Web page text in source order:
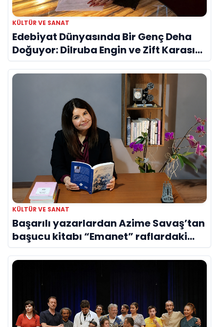
KÜLTÜR VE SANAT
Edebiyat Dünyasında Bir Genç Deha
Doğuyor: Dilruba Engin ve Zift Karası
Evreni ‘AVENOİR’
KÜLTÜR VE SANAT
Başarılı yazarlardan Azime Savaş’tan
başucu kitabı “Emanet” raflardaki
yerini aldı